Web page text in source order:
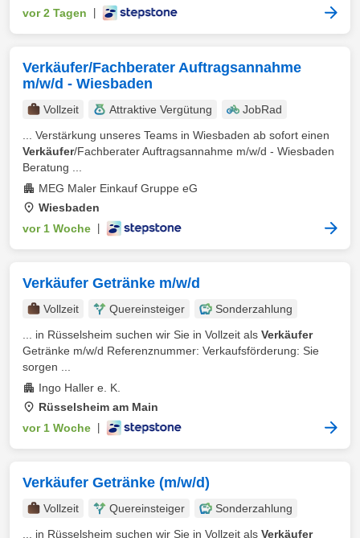
vor 2 Tagen
Verkäufer/Fachberater Auftragsannahme
m/w/d - Wiesbaden
Vollzeit Attraktive Vergütung
JobRad
... Verstärkung unseres Teams in Wiesbaden ab sofort einen
Verkäufer/Fachberater Auftragsannahme m/w/d - Wiesbaden
Beratung ...
MEG Maler Einkauf Gruppe eG
Wiesbaden
vor 1 Woche
Verkäufer Getränke m/w/d
Vollzeit Quereinsteiger
Sonderzahlung
... in Rüsselsheim suchen wir Sie in Vollzeit als Verkäufer
Getränke m/w/d Referenznummer: Verkaufsförderung: Sie
sorgen ...
Ingo Haller e. K.
Rüsselsheim am Main
vor 1 Woche
Verkäufer Getränke (m/w/d)
Vollzeit Quereinsteiger
Sonderzahlung
... in Rüsselsheim suchen wir Sie in Vollzeit als Verkäufer